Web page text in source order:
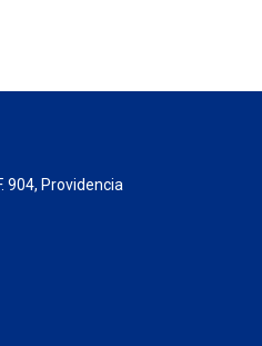
904, Providencia